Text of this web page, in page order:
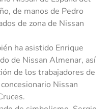
de manos de Pedro
de zona de Nissan
ha asistido Enrique
de Nissan Almenar, así
de los trabajadores de
Nissan